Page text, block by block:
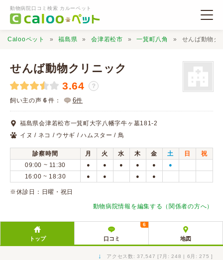
動物病院口コミ検索 カルーペット
動物病院検索
口コミ検索
Calooペットとは？
口コミ投稿
Calooペット 福島県 会津若松市 一箕町八角 せんば動物ク
せんば動物クリニック
3.64 ？
飼い主の声 6 件： 6件
福島県会津若松市一箕町大字八幡字牛ヶ墓181-2
イヌ / ネコ / ウサギ / ハムスター / 鳥
診察時間 月 火 水 木 金 土 日
祝
09:00 ~ 11:30
● ● ● ● ● ●
16:00 ~ 18:30 ● ● ● ●
※休診日：日曜・祝日
動物病院情報を編集する（関係者の方へ）
トップ 口コミ
6
地図
↓ アクセス数: 37,547 [7月: 248 | 6月: 275 ]